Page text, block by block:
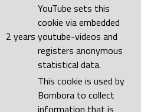
2 years
YouTube sets this
cookie via embedded
youtube-videos and
registers anonymous
statistical data.
This cookie is used by
Bombora to collect
information that is